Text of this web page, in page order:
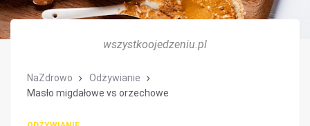
wszystkoojedzeniu.pl
NaZdrowo
Odżywianie
Masło migdałowe vs orzechowe